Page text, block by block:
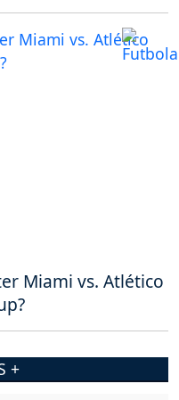
Miami vs. Atlético
+